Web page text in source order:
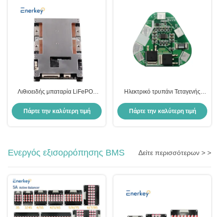
Λιθιοειδής μπαταρία LiFePO4
πρωτόκολλο RS232 RS422
Πάρτε την καλύτερη τιμή
Ηλεκτρικό τρυπάνι Τεταγενής
κορυφαίο ρεύμα εκκίνησης 60A
Πάρτε την καλύτερη τιμή
Ενεργός εξισορρόπησης BMS Δείτε περισσότερων > >